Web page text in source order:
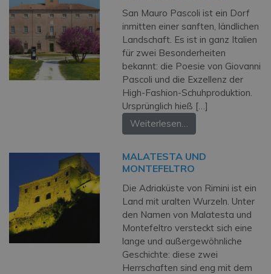
San Mauro Pascoli ist ein Dorf
inmitten einer sanften, ländlichen
Landschaft. Es ist in ganz Italien
für zwei Besonderheiten
bekannt: die Poesie von Giovanni
Pascoli und die Exzellenz der
High-Fashion-Schuhproduktion.
Ursprünglich hieß […]
Weiterlesen…
MALATESTA UND
MONTEFELTRO
Die Adriaküste von Rimini ist ein
Land mit uralten Wurzeln. Unter
den Namen von Malatesta und
Montefeltro versteckt sich eine
lange und außergewöhnliche
Geschichte: diese zwei
Herrschaften sind eng mit dem